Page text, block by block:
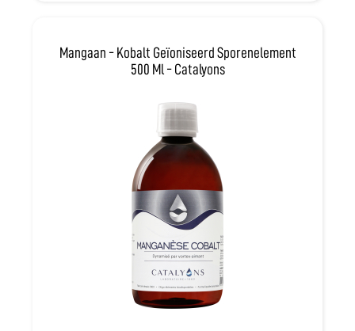
Mangaan - Kobalt Geïoniseerd Sporenelement
500 Ml - Catalyons